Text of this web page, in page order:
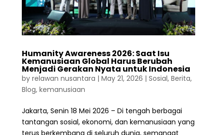
Humanity Awareness 2026: Saat Isu
Kemanusiaan Global Harus Berubah
Menjadi Gerakan Nyata untuk Indonesia
by relawan nusantara | May 21, 2026 | Sosial, Berita,
Blog, kemanusiaan
Jakarta, Senin 18 Mei 2026 – Di tengah berbagai
tantangan sosial, ekonomi, dan kemanusiaan yang
terus berkembang di seluruh dunia, semangat